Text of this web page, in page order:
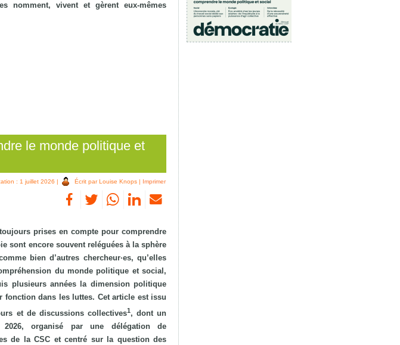
nomment, vivent et gèrent eux‑mêmes
le monde politique et
: 1 juillet 2026 | Écrit par Louise Knops | Imprimer
prises en compte pour comprendre
sont encore souvent reléguées à la sphère
bien d’autres chercheur·es, qu’elles
du monde politique et social,
plusieurs années la dimension politique
fonction dans les luttes. Cet article est issu
et de discussions collectives1, dont un
organisé par une délégation de
de la CSC et centré sur la question des